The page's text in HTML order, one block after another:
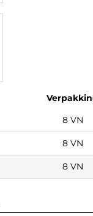
8 VN
8 VN
8 VN